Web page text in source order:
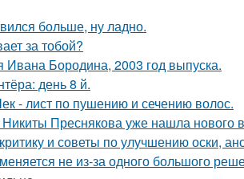
больше, ну ладно.
за тобой?
Ивана Бородина, 2003 год выпуска.
день 8 й.
- лист по пушению и сечению волос.
Преснякова уже нашла нового
и советы по улучшению оски,
не из-за одного большого